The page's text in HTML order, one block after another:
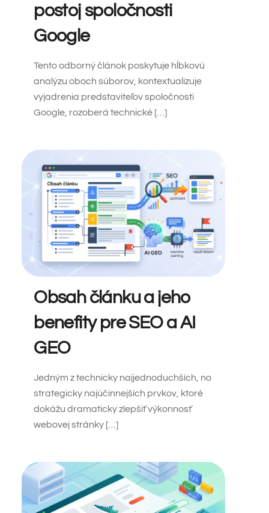
postoj spoločnosti
Google
Tento odborný článok poskytuje hĺbkovú
analýzu oboch súborov, kontextualizuje
vyjadrenia predstaviteľov spoločnosti
Google, rozoberá technické […]
Obsah článku a jeho
benefity pre SEO a AI
GEO
Jedným z technicky najjednoduchších, no
strategicky najúčinnejších prvkov, ktoré
dokážu dramaticky zlepšiť výkonnosť
webovej stránky […]